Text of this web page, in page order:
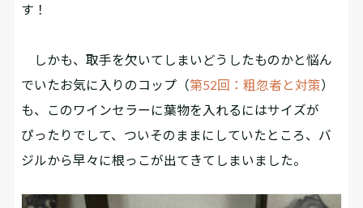
す！
しかも、取手を欠いてしまいどうしたものかと悩ん
でいたお気に入りのコップ（第52回：粗忽者と対策）
も、このワインセラーに葉物を入れるにはサイズが
ぴったりでして、ついそのままにしていたところ、バ
ジルから早々に根っこが出てきてしまいました。